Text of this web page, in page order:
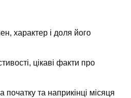
характер і доля його
цікаві факти про
початку та наприкінці місяця